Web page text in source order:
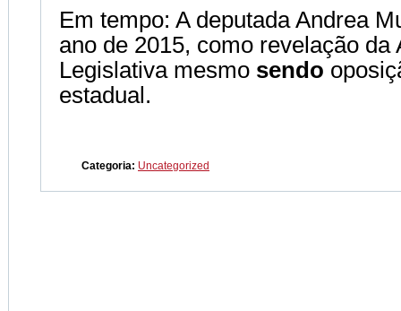
Em tempo: A deputada Andrea
ano de 2015, como revelação
Legislativa mesmo sendo
estadual.
Categoria: Uncategorized